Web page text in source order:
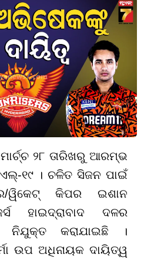
ମାର୍ଚ୍ଚ ୨୮ ତାରିଖରୁ ଆରମ୍ଭ
୧୯ । ଚଳିତ ସିଜନ ପାଇଁ
ୱିକେଟ୍ କିପର ଇଶାନ
ହାଇଦ୍ରାବାଦ ଦଳର
ନିଯୁକ୍ତ କରାଯାଇଛି ।
ଉପ ଅଧିନାୟକ ଦାୟିତ୍ୱ